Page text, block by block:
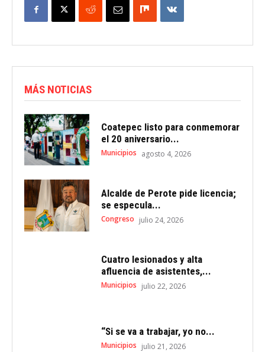
MÁS NOTICIAS
Coatepec listo para conmemorar
el 20 aniversario...
Municipios agosto 4, 2026
Alcalde de Perote pide licencia;
se especula...
Congreso julio 24, 2026
Cuatro lesionados y alta
afluencia de asistentes,...
Municipios julio 22, 2026
“Si se va a trabajar, yo no...
Municipios julio 21, 2026